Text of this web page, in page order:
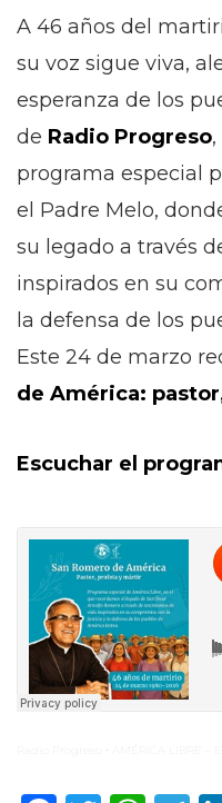
A 46 años del
su voz sigue viva,
esperanza de los
de Radio Progreso
programa especial
el Padre Melo,
su legado a través
inspirados en su
la defensa de los
Este 24 de marzo
de América:
Escuchar el
·